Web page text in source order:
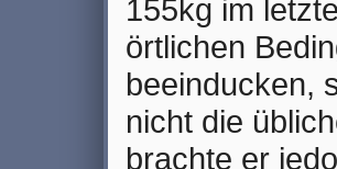
155kg im
örtlichen
beeinducken,
nicht die
brachte er